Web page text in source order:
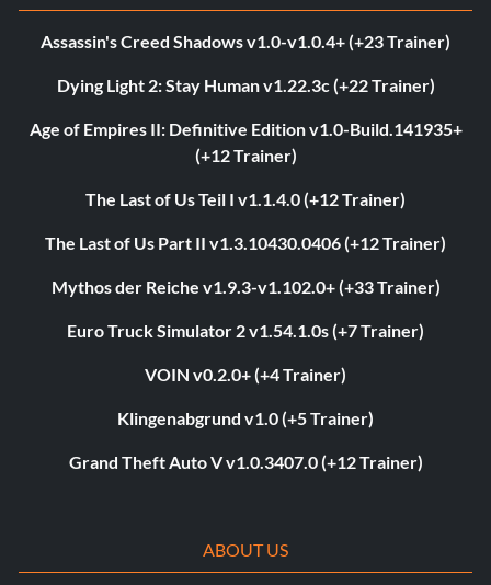
Assassin's Creed Shadows v1.0-v1.0.4+ (+23 Trainer)
Dying Light 2: Stay Human v1.22.3c (+22 Trainer)
Age of Empires II: Definitive Edition v1.0-Build.141935+
(+12 Trainer)
The Last of Us Teil I v1.1.4.0 (+12 Trainer)
The Last of Us Part II v1.3.10430.0406 (+12 Trainer)
Mythos der Reiche v1.9.3-v1.102.0+ (+33 Trainer)
Euro Truck Simulator 2 v1.54.1.0s (+7 Trainer)
VOIN v0.2.0+ (+4 Trainer)
Klingenabgrund v1.0 (+5 Trainer)
Grand Theft Auto V v1.0.3407.0 (+12 Trainer)
ABOUT US